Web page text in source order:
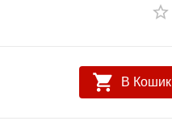
В Кошик